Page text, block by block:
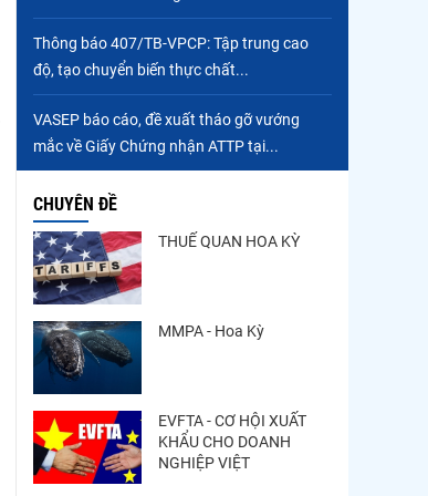
Thông báo 407/TB-VPCP: Tập trung cao
độ, tạo chuyển biến thực chất...
VASEP báo cáo, đề xuất tháo gỡ vướng
mắc về Giấy Chứng nhận ATTP tại...
CHUYÊN ĐỀ
THUẾ QUAN HOA KỲ
MMPA - Hoa Kỳ
EVFTA - CƠ HỘI XUẤT
KHẨU CHO DOANH
NGHIỆP VIỆT